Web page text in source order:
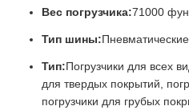
Вес погрузчика:71000
Тип шины:Пневматические
Тип:Погрузчики для всех
для твердых покрытий,
погрузчики для грубых